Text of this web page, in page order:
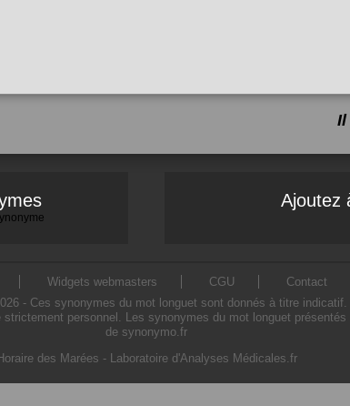
Il
Ajoutez
Widgets webmasters CGU Contact
- Ces synonymes du mot longuet sont donnés à titre
personnel. Les synonymes du mot longuet
de synonymo.fr
des Marées - Laboratoire d'Analyses Médicales.fr